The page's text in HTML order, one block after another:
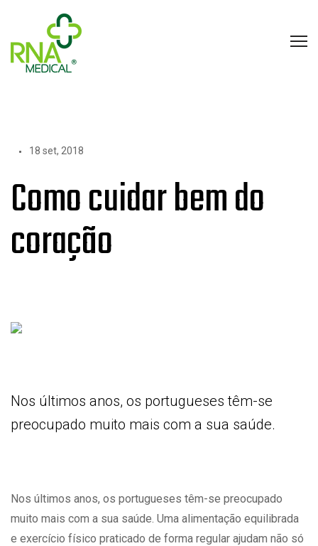
18 set, 2018
Como cuidar bem do
coração
Nos últimos anos, os portugueses têm-se
preocupado muito mais com a sua saúde.
Nos últimos anos, os portugueses têm-se preocupado
muito mais com a sua saúde. Uma alimentação equilibrada
e exercício físico praticado de forma regular ajudam não só